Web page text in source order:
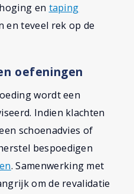
en taping
en teveel rek op de
oefeningen
wordt een
Indien klachten
schoenadvies of
bespoedigen
. Samenwerking met
om de revalidatie